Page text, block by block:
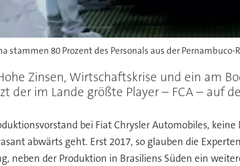
stammen 80 Prozent des Personals aus der
Zinsen, Wirtschaftskrise und ein am
der im Lande größte Player – FCA – auf
bei Fiat Chrysler Automobiles,
abwärts geht. Erst 2017, so glauben die
neben der Produktion in Brasiliens Süden ein